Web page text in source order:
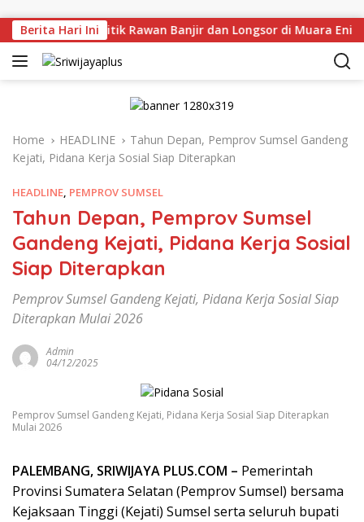
Berita Hari Ini
Langsung Titik Rawan Banjir dan Longsor di Muara Enim,
Home HEADLINE
Tahun Depan, Pemprov Sumsel Gandeng
Kejati, Pidana Kerja Sosial Siap Diterapkan
HEADLINE, PEMPROV SUMSEL
Tahun Depan, Pemprov Sumsel
Gandeng Kejati, Pidana Kerja Sosial
Siap Diterapkan
Pemprov Sumsel Gandeng Kejati, Pidana Kerja Sosial Siap
Diterapkan Mulai 2026
Admin
04/12/2025
Pemprov Sumsel Gandeng Kejati, Pidana Kerja Sosial Siap Diterapkan
Mulai 2026
PALEMBANG, SRIWIJAYA PLUS.COM – Pemerintah
Provinsi Sumatera Selatan (Pemprov Sumsel) bersama
Kejaksaan Tinggi (Kejati) Sumsel serta seluruh bupati